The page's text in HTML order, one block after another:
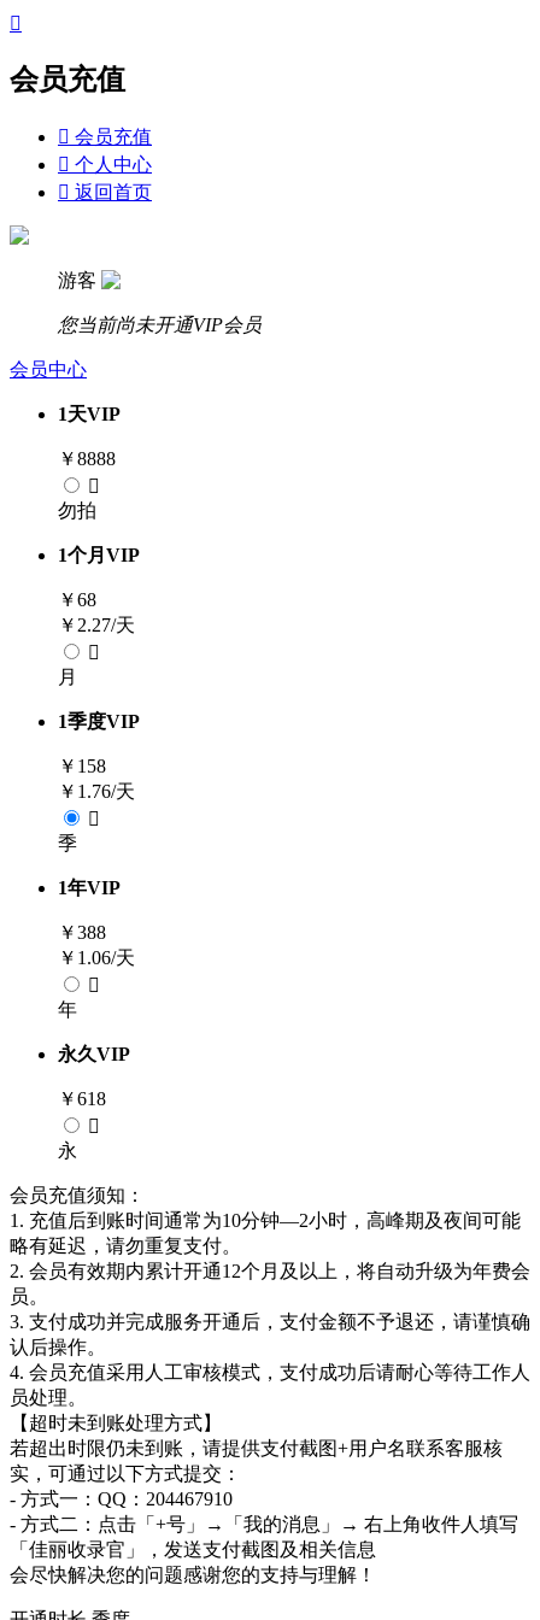

会员充值
 会员充值
 个人中心
 返回首页
游客
您当前尚未开通VIP会员
会员中心
1天VIP
￥8888

勿拍
1个月 VIP
￥68
￥2.27/天

月
1季度VIP
￥ 158
￥1.76/天

季
1年VIP
￥388
￥1.06/天

年
永久VIP
￥618

永
会员充值须知：
1. 充值后到账时间通常为10分钟—2小时，高峰期及夜间可能
略有延迟，请勿重复支付。
2. 会员有效期内累计开通12个月及以上，将自动升级为年费会
员。
3. 支付成功并完成服务开通后，支付金额不予退还，请谨慎确
认后操作。
4. 会员充值采用人工审核模式，支付成功后请耐心等待工作人
员处理。
【超时未到账处理方式】
若超出时限仍未到账，请提供支付截图+用户名联系客服核
实，可通过以下方式提交：
- 方式一：QQ：204467910
- 方式二：点击「+号」→「我的消息」→ 右上角收件人填写
「佳丽收录官」，发送支付截图及相关信息
会尽快解决您的问题感谢您的支持与理解！